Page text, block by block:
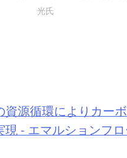
光氏
資源循環によりカー
現 - エマルションフ